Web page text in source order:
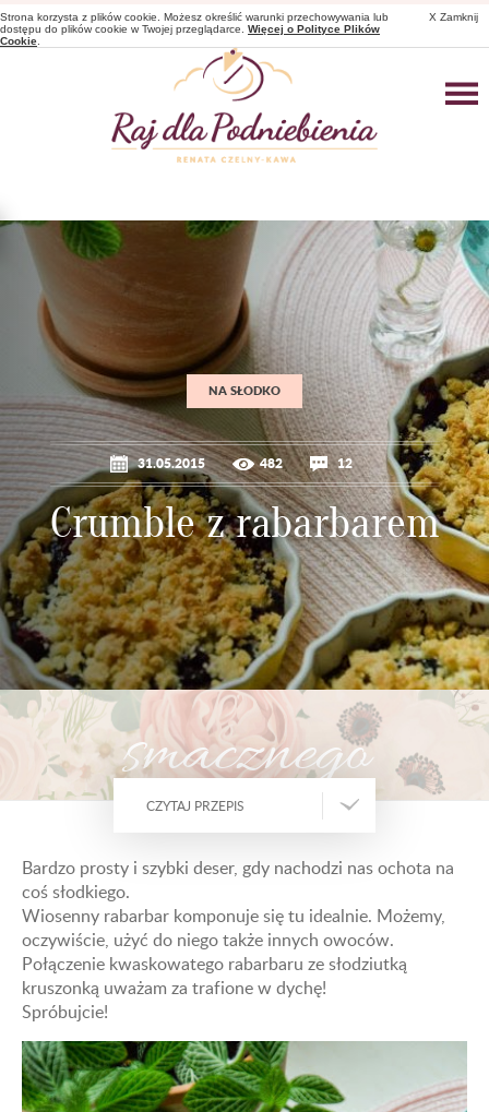
NA SŁODKO
31.05.2015 482 12
Crumble z rabarbarem
smacznego
CZYTAJ PRZEPIS
Bardzo prosty i szybki deser, gdy nachodzi nas ochota na
coś słodkiego.
Wiosenny rabarbar komponuje się tu idealnie. Możemy,
oczywiście, użyć do niego także innych owoców.
Połączenie kwaskowatego rabarbaru ze słodziutką
kruszonką uważam za trafione w dychę!
Spróbujcie!
X Zamknij
Strona korzysta z plików cookie. Możesz określić warunki przechowywania lub
dostępu do plików cookie w Twojej przeglądarce. Więcej o Polityce Plików
Cookie